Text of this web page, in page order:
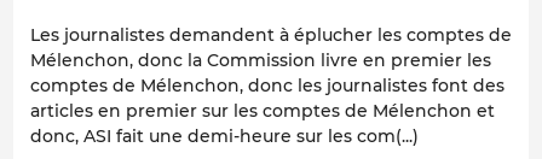
Les journalistes demandent à éplucher les comptes de
Mélenchon, donc la Commission livre en premier les
comptes de Mélenchon, donc les journalistes font des
articles en premier sur les comptes de Mélenchon et
donc, ASI fait une demi-heure sur les com(...)